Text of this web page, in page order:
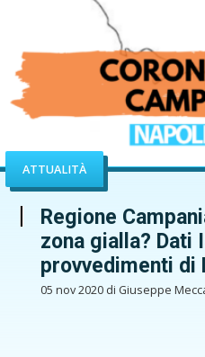
ATTUALITÀ
Regione
zona gialla? Dati
provvedimenti di
05 nov 2020 di Giuseppe